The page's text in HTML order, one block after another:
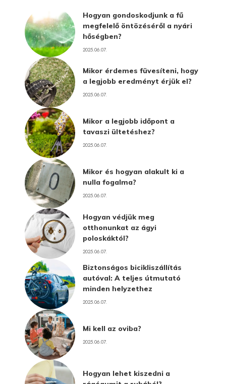
Hogyan gondoskodjunk a fű
megfelelő öntözéséről a nyári
hőségben?
2025.06.07.
Mikor érdemes füvesíteni, hogy
a legjobb eredményt érjük el?
2025.06.07.
Mikor a legjobb időpont a
tavaszi ültetéshez?
2025.06.07.
Mikor és hogyan alakult ki a
nulla fogalma?
2025.06.07.
Hogyan védjük meg
otthonunkat az ágyi
poloskáktól?
2025.06.07.
Biztonságos bicikliszállítás
autóval: A teljes útmutató
minden helyzethez
2025.06.07.
Mi kell az oviba?
2025.06.07.
Hogyan lehet kiszedni a